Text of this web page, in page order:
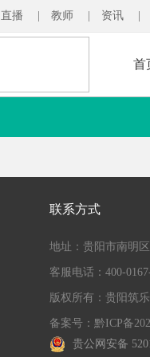
直播 教师 资讯
首
联系方式
地址：贵阳市南明
客服电话：400-
版权所有：贵阳筑
备案号：黔ICP备
贵公网安备